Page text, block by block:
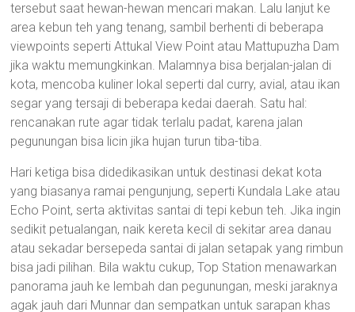
tersebut saat hewan-hewan mencari makan. Lalu lanjut ke
area kebun teh yang tenang, sambil berhenti di beberapa
viewpoints seperti Attukal View Point atau Mattupuzha Dam
jika waktu memungkinkan. Malamnya bisa berjalan-jalan di
kota, mencoba kuliner lokal seperti dal curry, avial, atau ikan
segar yang tersaji di beberapa kedai daerah. Satu hal:
rencanakan rute agar tidak terlalu padat, karena jalan
pegunungan bisa licin jika hujan turun tiba-tiba.
Hari ketiga bisa didedikasikan untuk destinasi dekat kota
yang biasanya ramai pengunjung, seperti Kundala Lake atau
Echo Point, serta aktivitas santai di tepi kebun teh. Jika ingin
sedikit petualangan, naik kereta kecil di sekitar area danau
atau sekadar bersepeda santai di jalan setapak yang rimbun
bisa jadi pilihan. Bila waktu cukup, Top Station menawarkan
panorama jauh ke lembah dan pegunungan, meski jaraknya
agak jauh dari Munnar dan sempatkan untuk sarapan khas